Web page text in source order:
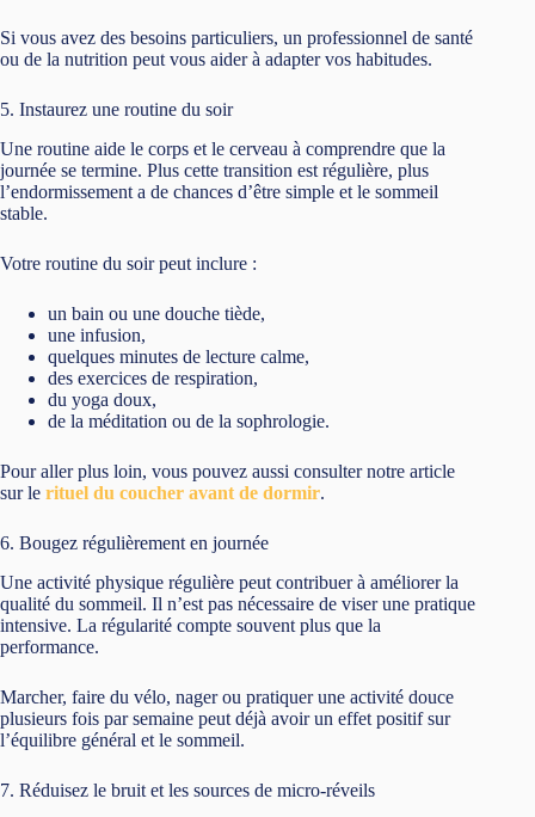
Si vous avez des besoins particuliers, un professionnel de santé
ou de la nutrition peut vous aider à adapter vos habitudes.
5. Instaurez une routine du soir
Une routine aide le corps et le cerveau à comprendre que la
journée se termine. Plus cette transition est régulière, plus
l’endormissement a de chances d’être simple et le sommeil
stable.
Votre routine du soir peut inclure :
un bain ou une douche tiède,
une infusion,
quelques minutes de lecture calme,
des exercices de respiration,
du yoga doux,
de la méditation ou de la sophrologie.
Pour aller plus loin, vous pouvez aussi consulter notre article
sur le rituel du coucher avant de dormir.
6. Bougez régulièrement en journée
Une activité physique régulière peut contribuer à améliorer la
qualité du sommeil. Il n’est pas nécessaire de viser une pratique
intensive. La régularité compte souvent plus que la
performance.
Marcher, faire du vélo, nager ou pratiquer une activité douce
plusieurs fois par semaine peut déjà avoir un effet positif sur
l’équilibre général et le sommeil.
7. Réduisez le bruit et les sources de micro-réveils